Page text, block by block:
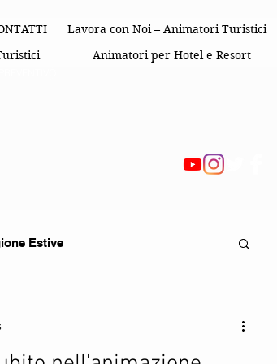
Lavora con Noi – Animatori Turistici
Animatori per Hotel e Resort
Estive